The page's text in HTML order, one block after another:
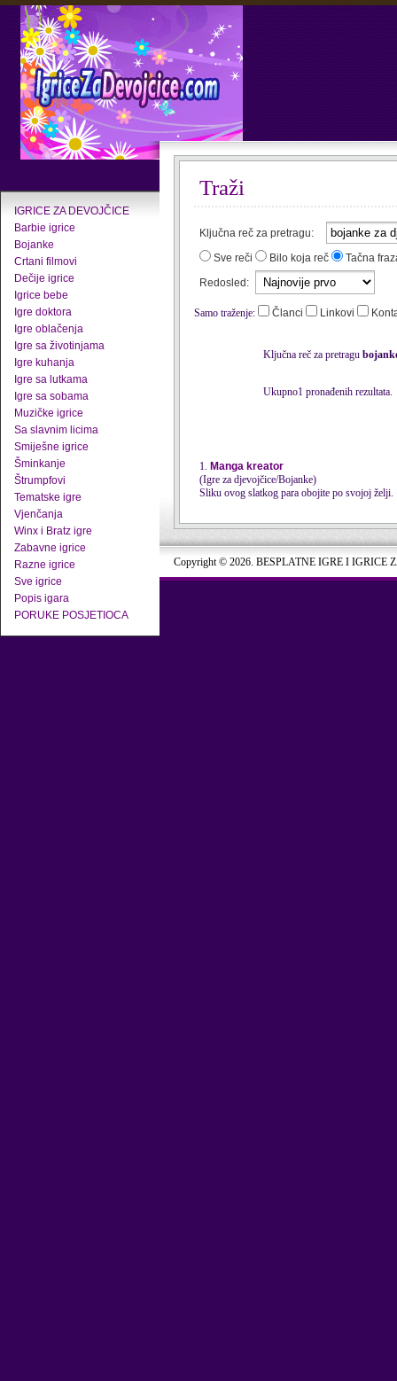
IGRICE ZA DEVOJČICE
Barbie igrice
Bojanke
Crtani filmovi
Dečije igrice
Igrice bebe
Igre doktora
Igre oblačenja
Igre sa životinjama
Igre kuhanja
Igre sa lutkama
Igre sa sobama
Muzičke igrice
Sa slavnim licima
Smiješne igrice
Šminkanje
Štrumpfovi
Tematske igre
Vjenčanja
Winx i Bratz igre
Zabavne igrice
Razne igrice
Sve igrice
Popis igara
PORUKE POSJETIOCA
Traži
Ključna reč za pretragu:
Sve reči
Bilo koja reč
Tačna
Redosled:
Samo traženje: Članci Linkovi
Ključna reč za pretragu
Ukupno1 pronađenih rezultata.
1. Manga kreator
(Igre za djevojčice/Bojanke)
Sliku ovog slatkog para obojite po svojoj želji.
Copyright © 2026. BESPLATNE IGRE I IGRICE